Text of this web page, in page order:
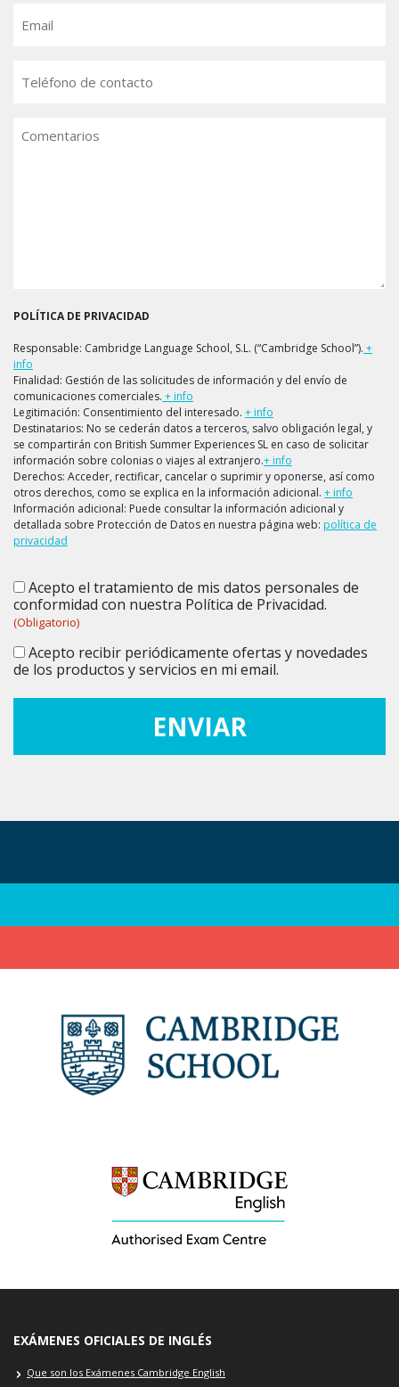
Comentarios
POLÍTICA DE PRIVACIDAD
Responsable: Cambridge Language School, S.L. (“Cambridge School”). +
info
Finalidad: Gestión de las solicitudes de información y del envío de
comunicaciones comerciales. + info
Legitimación: Consentimiento del interesado. + info
Destinatarios: No se cederán datos a terceros, salvo obligación legal, y
se compartirán con British Summer Experiences SL en caso de solicitar
información sobre colonias o viajes al extranjero.+ info
Derechos: Acceder, rectificar, cancelar o suprimir y oponerse, así como
otros derechos, como se explica en la información adicional. + info
Información adicional: Puede consultar la información adicional y
detallada sobre Protección de Datos en nuestra página web: política de
privacidad
Consentimiento(Obligatorio)
Acepto el tratamiento de mis datos personales de
conformidad con nuestra Política de Privacidad.
(Obligatorio)
Consentimiento
Acepto recibir periódicamente ofertas y novedades
de los productos y servicios en mi email.
ENVIAR
EXÁMENES OFICIALES DE INGLÉS
Que son los Exámenes Cambridge English